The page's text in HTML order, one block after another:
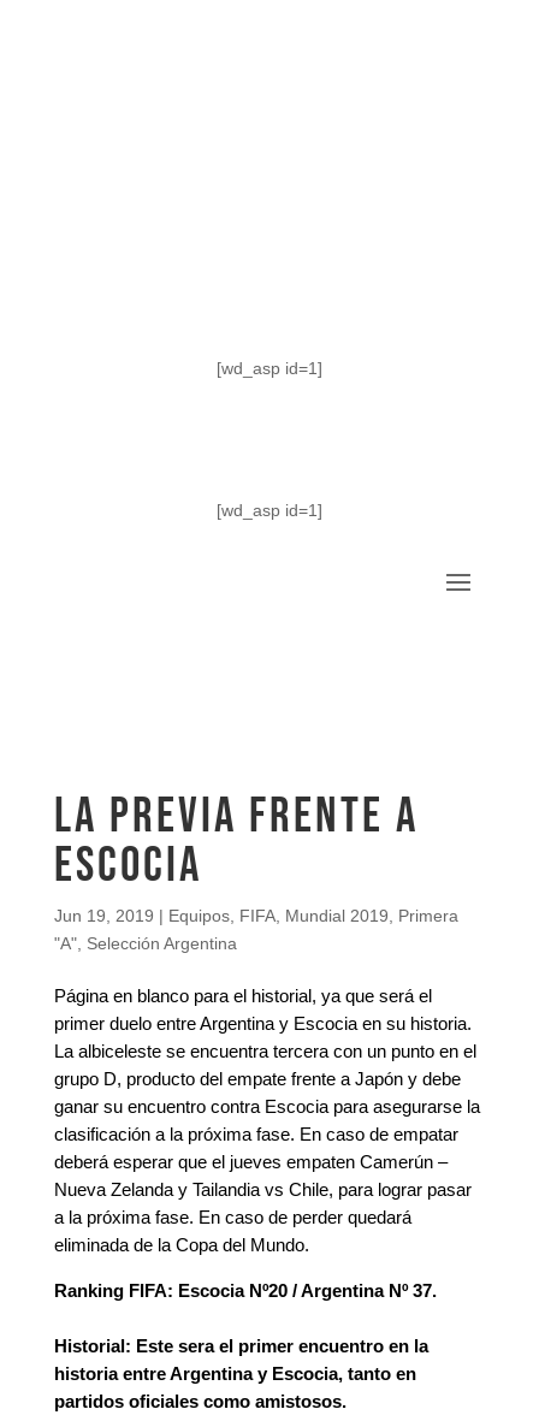
[wd_asp id=1]
[wd_asp id=1]
La previa frente a
Escocia
Jun 19, 2019 | Equipos, FIFA, Mundial 2019
Primera
"A", Selección Argentina
Página en blanco para el historial, ya que será el
primer duelo entre Argentina y Escocia en su historia.
La albiceleste se encuentra tercera con un punto en el
grupo D, producto del empate frente a Japón y debe
ganar su encuentro contra Escocia para asegurarse la
clasificación a la próxima fase. En caso de empatar
deberá esperar que el jueves empaten Camerún –
Nueva Zelanda y Tailandia vs Chile, para lograr pasar
a la próxima fase. En caso de perder quedará
eliminada de la Copa del Mundo.
Ranking FIFA: Escocia Nº20 / Argentina Nº 37.
Historial: Este sera el primer encuentro en la
historia entre Argentina y Escocia, tanto en
partidos oficiales como amistosos.